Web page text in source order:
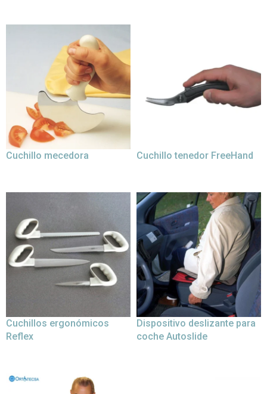
Cuchillo mecedora Cuchillo tenedor FreeHand
Cuchillos ergonómicos
Reflex
Dispositivo deslizante para
coche Autoslide